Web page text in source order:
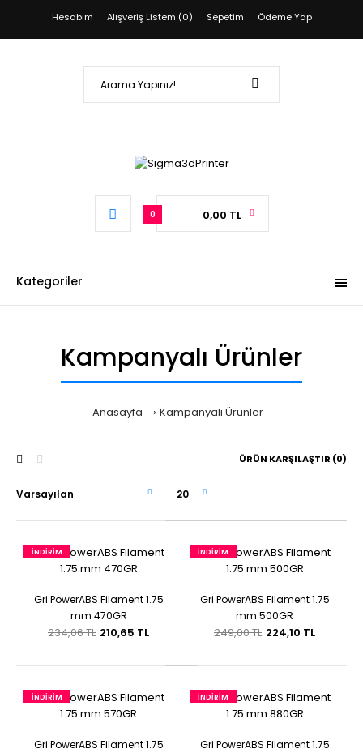
Hesabım Alışveriş Listem (0) Sepetim Ödeme Yap
0 0,00 TL
Kategoriler
Kampanyalı Ürünler
Anasayfa Kampanyalı Ürünler
ÜRÜN KARŞILAŞTIR (0)
İNDIRIM
Gri PowerABS Filament 1.75
mm 470GR
234,06 TL 210,65 TL
İNDIRIM
Gri PowerABS Filament 1.75
mm 500GR
249,00 TL 224,10 TL
İNDIRIM
Gri PowerABS Filament 1.75
İNDIRIM
Gri PowerABS Filament 1.75